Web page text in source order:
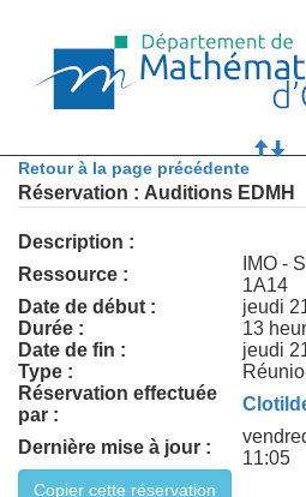
Retour à la page précédente
Réservation : Auditions EDMH
Description :
Ressource :
IMO -
1A14
Date de début :
jeudi
Durée :
13
Date de fin :
jeudi
Type :
Réservation effectuée
par :
Dernière mise à jour :
11:05